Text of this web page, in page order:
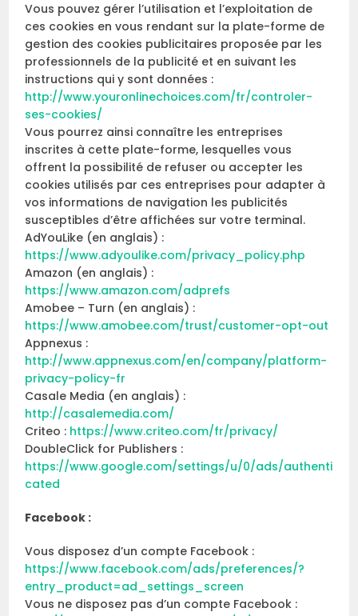
Vous pouvez gérer l’utilisation et l’exploitation de
ces cookies en vous rendant sur la plate-forme de
gestion des cookies publicitaires proposée par les
professionnels de la publicité et en suivant les
instructions qui y sont données :
http://www.youronlinechoices.com/fr/controler-
ses-cookies/
Vous pourrez ainsi connaître les entreprises
inscrites à cette plate-forme, lesquelles vous
offrent la possibilité de refuser ou accepter les
cookies utilisés par ces entreprises pour adapter à
vos informations de navigation les publicités
susceptibles d’être affichées sur votre terminal.
AdYouLike (en anglais) :
https://www.adyoulike.com/privacy_policy.php
Amazon (en anglais) :
https://www.amazon.com/adprefs
Amobee – Turn (en anglais) :
https://www.amobee.com/trust/customer-opt-out
Appnexus :
http://www.appnexus.com/en/company/platform-
privacy-policy-fr
Casale Media (en anglais) :
http://casalemedia.com/
Criteo : https://www.criteo.com/fr/privacy/
DoubleClick for Publishers :
https://www.google.com/settings/u/0/ads/authenti
cated
Facebook :
Vous disposez d’un compte Facebook :
https://www.facebook.com/ads/preferences/?
entry_product=ad_settings_screen
Vous ne disposez pas d’un compte Facebook :